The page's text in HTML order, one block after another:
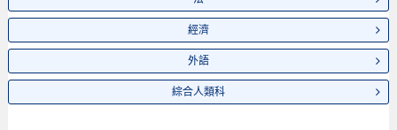
經濟
外語
綜合人類科